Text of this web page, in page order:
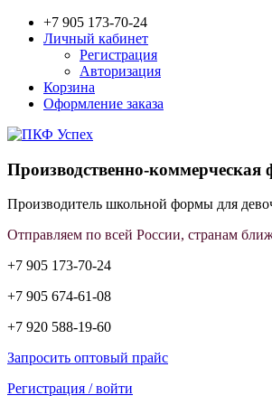
+7 905 173-70-24
Личный кабинет
Регистрация
Авторизация
Корзина
Оформление заказа
Производственно-коммерческая
Производитель школьной формы для
Отправляем по всей России, странам
+7 905 173-70-24
+7 905 674-61-08
+7 920 588-19-60
Запросить оптовый прайс
Регистрация / войти